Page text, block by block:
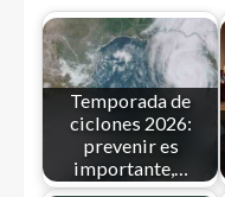
Temporada de
ciclones 2026:
prevenir es
importante,…